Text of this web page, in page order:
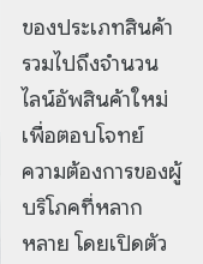
ของประเภทสินค้า
รวมไปถึงจำนวน
ไลน์อัพสินค้าใหม่
เพื่อตอบโจทย์
ความต้องการของผู้
บริโภคที่หลาก
หลาย โดยเปิดตัว